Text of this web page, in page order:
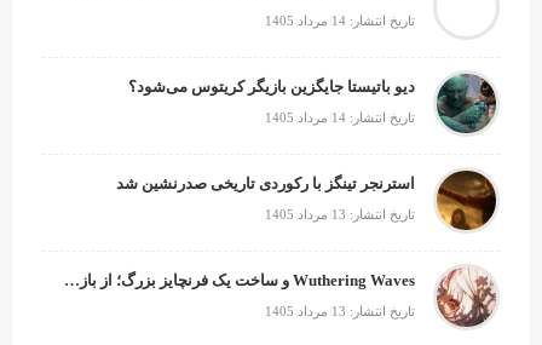
تاریخ انتشار: 14 مرداد 1405
دیو باتیستا جایگزین بازیگر کریتوس می‌شود؟
تاریخ انتشار: 14 مرداد 1405
استرنجر تینگز با رکوردی تاریخی صدرنشین شد
تاریخ انتشار: 13 مرداد 1405
Wuthering Waves و ساخت یک فرنچایز بزرگ؛ از بازی تا انیمه
تاریخ انتشار: 13 مرداد 1405